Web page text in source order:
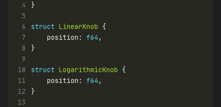
4
5
6
struct LinearKnob
7
    position:
f64
8
9
10
struct LogarithmicKnob
11
    position:
f64
12
13